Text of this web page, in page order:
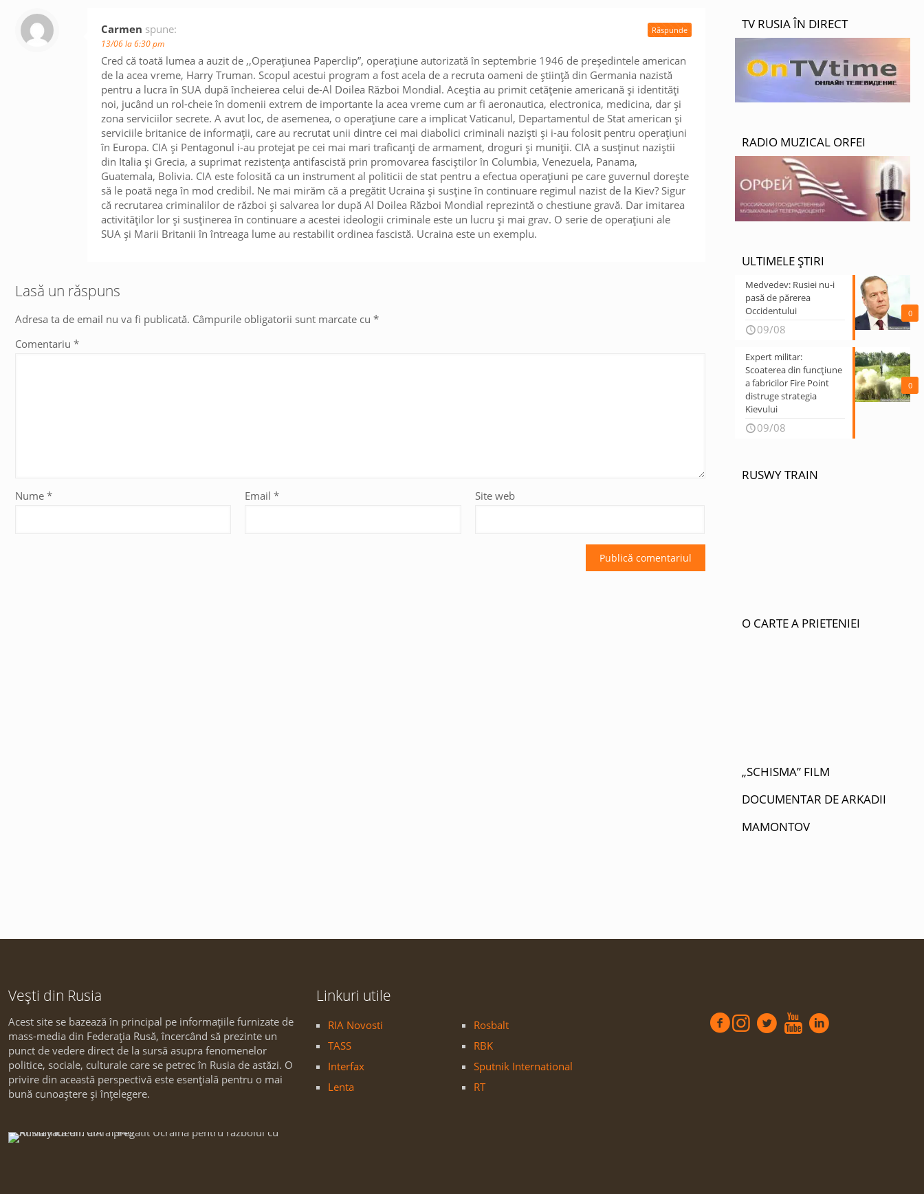
Carmen spune:
13/06 la 6:30 pm
Cred că toată lumea a auzit de ,,Operațiunea Paperclip”, operațiune autorizată în septembrie 1946 de președintele american
de la acea vreme, Harry Truman. Scopul acestui program a fost acela de a recruta oameni de știință din Germania nazistă
pentru a lucra în SUA după încheierea celui de-Al Doilea Război Mondial. Aceștia au primit cetățenie americană și identități
noi, jucând un rol-cheie în domenii extrem de importante la acea vreme cum ar fi aeronautica, electronica, medicina, dar și
zona serviciilor secrete. A avut loc, de asemenea, o operațiune care a implicat Vaticanul, Departamentul de Stat american și
serviciile britanice de informații, care au recrutat unii dintre cei mai diabolici criminali naziști și i-au folosit pentru operațiuni
în Europa. CIA și Pentagonul i-au protejat pe cei mai mari traficanți de armament, droguri și muniții. CIA a susținut naziștii
din Italia și Grecia, a suprimat rezistența antifascistă prin promovarea fasciștilor în Columbia, Venezuela, Panama,
Guatemala, Bolivia. CIA este folosită ca un instrument al politicii de stat pentru a efectua operațiuni pe care guvernul dorește
să le poată nega în mod credibil. Ne mai mirăm că a pregătit Ucraina și susține în continuare regimul nazist de la Kiev? Sigur
că recrutarea criminalilor de război și salvarea lor după Al Doilea Război Mondial reprezintă o chestiune gravă. Dar imitarea
activităților lor și susținerea în continuare a acestei ideologii criminale este un lucru și mai grav. O serie de operațiuni ale
SUA și Marii Britanii în întreaga lume au restabilit ordinea fascistă. Ucraina este un exemplu.
Răspunde
Lasă un răspuns
Adresa ta de email nu va fi publicată. Câmpurile obligatorii sunt marcate cu *
Comentariu *
Nume * Email* Site web
TV RUSIA ÎN DIRECT
RADIO MUZICAL ORFEI
ULTIMELE ȘTIRI
0
Medvedev: Rusiei nu-i
pasă de părerea
Occidentului
09/08
0
Expert militar:
Scoaterea din funcțiune
a fabricilor Fire Point
distruge strategia
Kievului
09/08
RUSWY TRAIN
O CARTE A PRIETENIEI
„SCHISMA” FILM
DOCUMENTAR DE ARKADII
MAMONTOV
Vești din Rusia
Acest site se bazează în principal pe informațiile furnizate de
mass-media din Federația Rusă, încercând să prezinte un
punct de vedere direct de la sursă asupra fenomenelor
politice, sociale, culturale care se petrec în Rusia de astăzi. O
privire din această perspectivă este esențială pentru o mai
bună cunoaștere și înțelegere.
Linkuri utile
RIA Novosti
TASS
Interfax
Lenta
Rosbalt
RBK
Sputnik International
RT